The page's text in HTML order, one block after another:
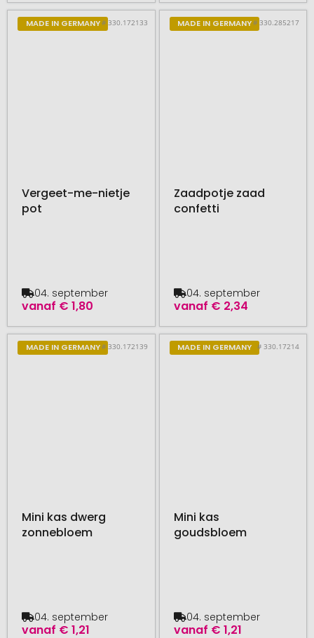
MADE IN GERMANY# 330.172133
Vergeet-me-nietje
pot
vanaf € 1,80
04. september
MADE IN GERMANY# 330.285217
Zaadpotje zaad
confetti
vanaf € 2,34
04. september
MADE IN GERMANY# 330.172139
Mini kas dwerg
zonnebloem
vanaf € 1,21
04. september
MADE IN GERMANY # 330.17214
Mini kas
goudsbloem
vanaf € 1,21
04. september